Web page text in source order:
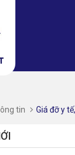
tin Giá đỡ y